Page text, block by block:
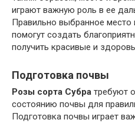
играют важную роль в ее
Правильно выбранное место
помогут создать
получить красивые и
Подготовка почвы
Розы сорта Субра требуют
состоянию почвы для
Подготовка почвы играет